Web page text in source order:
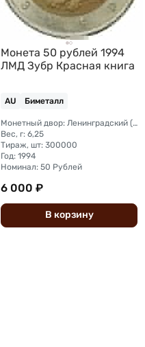
Монета 50 рублей 1994
ЛМД Зубр Красная книга
AU Биметалл
Монетный двор: Ленинградский (ЛМД)
Вес, г: 6,25
Тираж, шт: 300000
Год: 1994
Номинал: 50 Рублей
6 000 ₽
В корзину